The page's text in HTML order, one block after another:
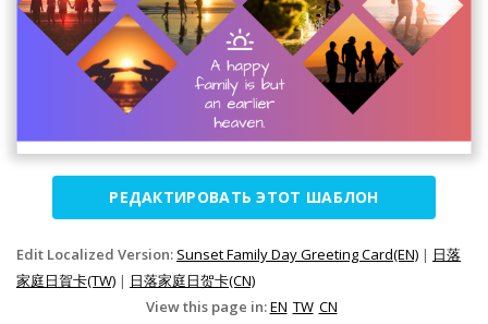
РЕДАКТИРОВАТЬ ЭТОТ ШАБЛОН
Edit Localized Version: Sunset Family Day Greeting Card(EN) | 日落
家庭日賀卡(TW) | 日落家庭日贺卡(CN)
View this page in:EN TW CN